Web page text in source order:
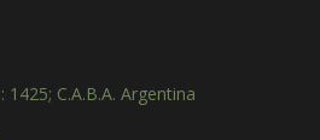
1425; C.A.B.A. Argentina